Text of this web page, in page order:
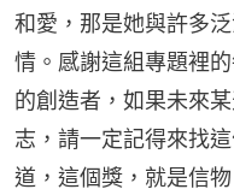
和愛，那是她與許多
情。感謝這組專題裡
的創造者，如果未來
志，請一定記得來找
道，這個獎，就是信物